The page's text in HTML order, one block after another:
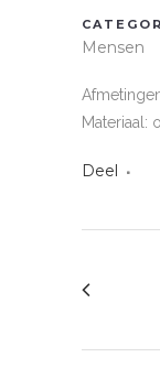
Mensen
Materiaal:
Deel